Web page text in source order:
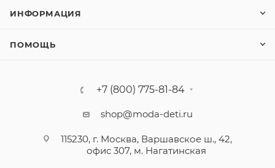
ИНФОРМАЦИЯ
ПОМОЩЬ
+7 (800) 775-81-84
shop@moda-deti.ru
115230, г. Москва, Варшавское ш., 42,
офис 307, м. Нагатинская